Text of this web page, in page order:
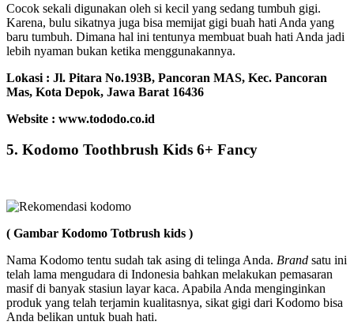
Cocok sekali digunakan oleh si kecil yang sedang tumbuh gigi.
Karena, bulu sikatnya juga bisa memijat gigi buah hati Anda yang
baru tumbuh. Dimana hal ini tentunya membuat buah hati Anda jadi
lebih nyaman bukan ketika menggunakannya.
Lokasi : Jl. Pitara No.193B, Pancoran MAS, Kec. Pancoran
Mas, Kota Depok, Jawa Barat 16436
Website : www.tododo.co.id
5. Kodomo Toothbrush Kids 6+ Fancy
( Gambar Kodomo Totbrush kids )
Nama Kodomo tentu sudah tak asing di telinga Anda. Brand satu ini
telah lama mengudara di Indonesia bahkan melakukan pemasaran
masif di banyak stasiun layar kaca. Apabila Anda menginginkan
produk yang telah terjamin kualitasnya, sikat gigi dari Kodomo bisa
Anda belikan untuk buah hati.